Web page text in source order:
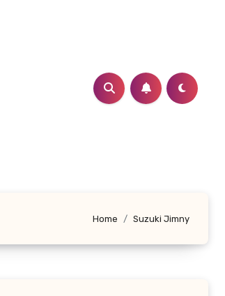
Home Suzuki Jimny